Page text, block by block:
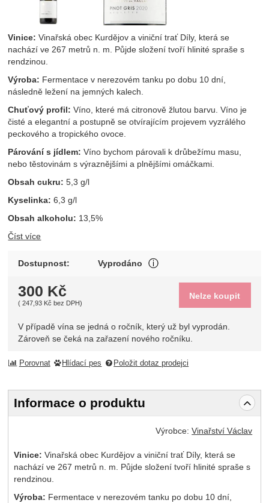
Vinice: Vinařská obec Kurdějov a viniční trať Díly, která se
nachází ve 267 metrů n. m. Půjde složení tvoří hlinité spraše s
rendzinou.
Výroba: Fermentace v nerezovém tanku po dobu 10 dní,
následně ležení na jemných kalech.
Chuťový profil: Víno, které má citronově žlutou barvu. Víno je
čisté a elegantní a postupně se otvírajícím projevem vyzrálého
peckového a tropického ovoce.
Párování s jídlem: Víno bychom párovali k drůbežímu masu,
nebo těstovinám s výraznějšími a plnějšími omáčkami.
Obsah cukru: 5,3 g/l
Kyselinka: 6,3 g/l
Obsah alkoholu: 13,5%
Číst více
Dostupnost: Vyprodáno
300 Kč
( 247,93 Kč bez DPH)
Nelze koupit
V případě vína se jedná o ročník, který už byl vyprodán.
Zároveň se čeká na zařazení nového ročníku.
Porovnat Hlídací pes Položit dotaz prodejci
Informace o produktu
Výrobce:Vinařství Václav
Vinice: Vinařská obec Kurdějov a viniční trať Díly, která se
nachází ve 267 metrů n. m. Půjde složení tvoří hlinité spraše s
rendzinou.
Výroba: Fermentace v nerezovém tanku po dobu 10 dní,